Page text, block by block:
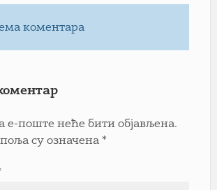
коментара
е-поште неће бити објављена.
су означена *